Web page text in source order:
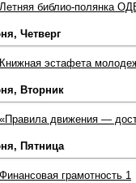
Летняя библио-полянка
Четверг
Книжная эстафета
Вторник
«Правила движения —
Пятница
Финансовая грамотность 1